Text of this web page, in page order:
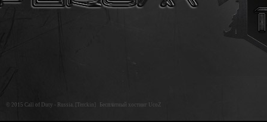
© 2015 Call of Duty - Russia. [Terckin] Бесплатный хостинг UcoZ